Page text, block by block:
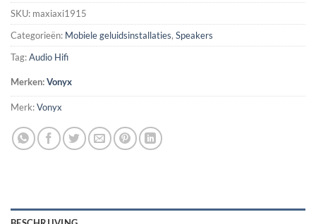
SKU: maxiaxi1915
Categorieën: Mobiele geluidsinstallaties, Speakers
Tag:Audio Hifi
Merken:Vonyx
Merk:Vonyx